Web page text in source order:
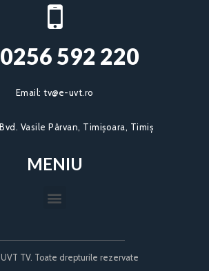
592 220​
Email: tv@e-uvt.ro
Vasile Pârvan, Timișoara, Timiș
MENIU
TV. Toate drepturile rezervate